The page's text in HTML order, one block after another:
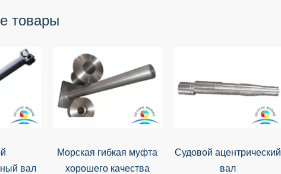
товары
вал
Морская гибкая муфта
хорошего качества
Судовой ацентрический
вал